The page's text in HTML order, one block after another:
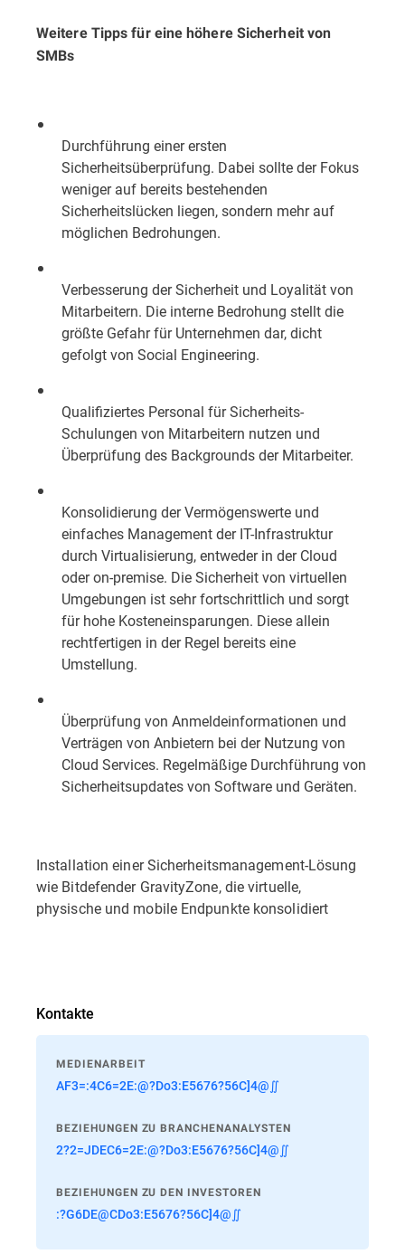
Weitere Tipps für eine höhere Sicherheit von
SMBs
Durchführung einer ersten
Sicherheitsüberprüfung. Dabei sollte der Fokus
weniger auf bereits bestehenden
Sicherheitslücken liegen, sondern mehr auf
möglichen Bedrohungen.
Verbesserung der Sicherheit und Loyalität von
Mitarbeitern. Die interne Bedrohung stellt die
größte Gefahr für Unternehmen dar, dicht
gefolgt von Social Engineering.
Qualifiziertes Personal für Sicherheits-
Schulungen von Mitarbeitern nutzen und
Überprüfung des Backgrounds der Mitarbeiter.
Konsolidierung der Vermögenswerte und
einfaches Management der IT-Infrastruktur
durch Virtualisierung, entweder in der Cloud
oder on-premise. Die Sicherheit von virtuellen
Umgebungen ist sehr fortschrittlich und sorgt
für hohe Kosteneinsparungen. Diese allein
rechtfertigen in der Regel bereits eine
Umstellung.
Überprüfung von Anmeldeinformationen und
Verträgen von Anbietern bei der Nutzung von
Cloud Services. Regelmäßige Durchführung von
Sicherheitsupdates von Software und Geräten.
Installation einer Sicherheitsmanagement-Lösung
wie Bitdefender GravityZone, die virtuelle,
physische und mobile Endpunkte konsolidiert
Kontakte
MEDIENARBEIT
AF3=:4C6=2E:@?Do3:E5676?56C]4@∬
BEZIEHUNGEN ZU BRANCHENANALYSTEN
2?2=JDEC6=2E:@?Do3:E5676?56C]4@∬
BEZIEHUNGEN ZU DEN INVESTOREN
:?G6DE@CDo3:E5676?56C]4@∬